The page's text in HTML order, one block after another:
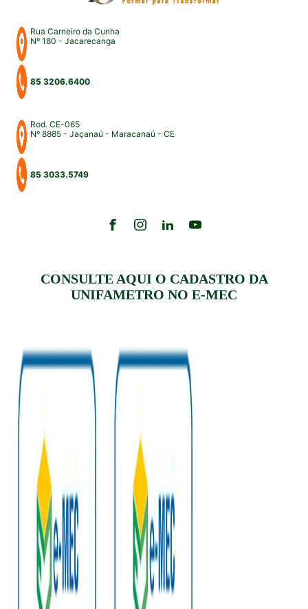
Rua Carneiro da Cunha
Nº 180 - Jacarecanga
85 3206.6400
Rod. CE-065
Nº 8885 - Jaçanaú - Maracanaú - CE
85 3033.5749
CONSULTE AQUI O CADASTRO DA
UNIFAMETRO NO E-MEC